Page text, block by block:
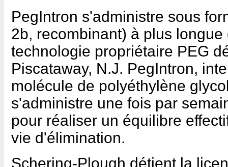
PegIntron s'administre sous
2b, recombinant) à plus
technologie propriétaire PEG
Piscataway, N.J. PegIntron,
molécule de polyéthylène
s'administre une fois par
pour réaliser un équilibre
vie d'élimination.
Schering-Plough détient la